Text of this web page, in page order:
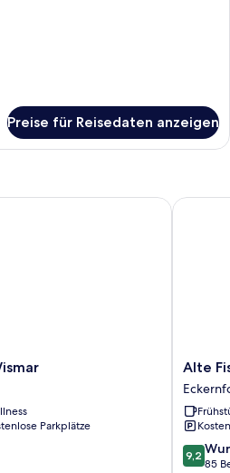
Preise für Reisedaten anzeigen
Parkplätze
Alte
Alte
9.2
von
9,2
85
Alte